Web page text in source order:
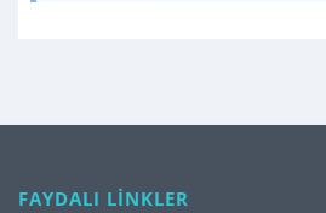
FAYDALI LİNKLER